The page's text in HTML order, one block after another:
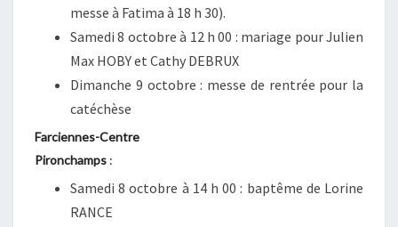
messe à Fatima à 18 h 30).
Samedi 8 octobre à 12 h 00 : mariage pour Julien
Max HOBY et Cathy DEBRUX
Dimanche 9 octobre : messe de rentrée pour la
catéchèse
Farciennes-Centre
Pironchamps :
Samedi 8 octobre à 14 h 00 : baptême de Lorine
RANCE